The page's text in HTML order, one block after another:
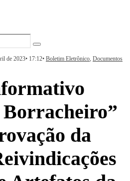
de 2023• 17:12• Boletim Eletrônico, Documentos
da